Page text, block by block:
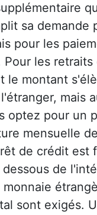
sa demande
pour les
Pour les
le montant
mais
optez pour un
mensuelle
de crédit est
de
sont exigés.